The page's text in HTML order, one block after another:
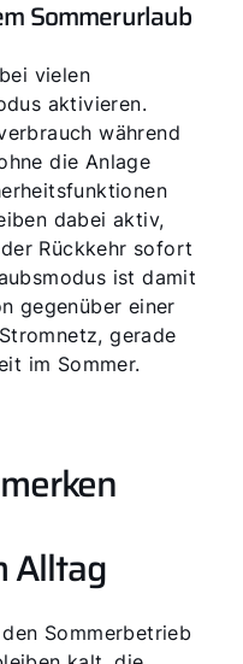
Sommerurlaub
vielen
aktivieren.
während
die Anlage
dabei aktiv,
Rückkehr sofort
ist damit
gegenüber einer
gerade
im Sommer.
Alltag
Sommerbetrieb